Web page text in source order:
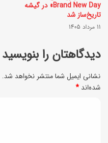
ه
ه
Brand New Day» در گیشه
تاریخ‌ساز شد
11 مرداد 1405
دیدگاهتان را بنویسید
نشانی ایمیل شما منتشر نخواهد شد.
شده‌اند *